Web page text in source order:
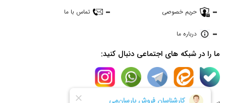
حریم خصوصی تماس با ما
درباره ما
ما را در شبکه های اجتماعی دنبال کنید: